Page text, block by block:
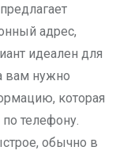
адрес,
идеален для
вам нужно
которая
телефону.
обычно в